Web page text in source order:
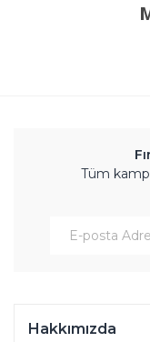
Tüm
Hakkımızda